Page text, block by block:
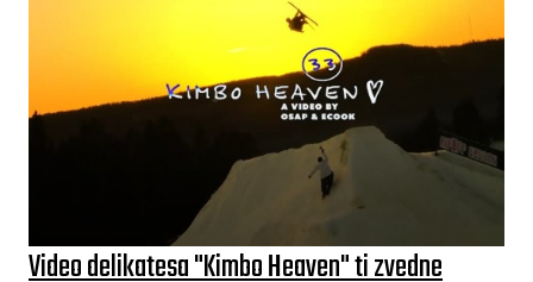
Video delikatesa "Kimbo Heaven" ti zvedne